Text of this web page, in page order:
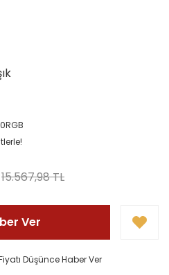
15.567,98 TL
Ver
Düşünce Haber Ver